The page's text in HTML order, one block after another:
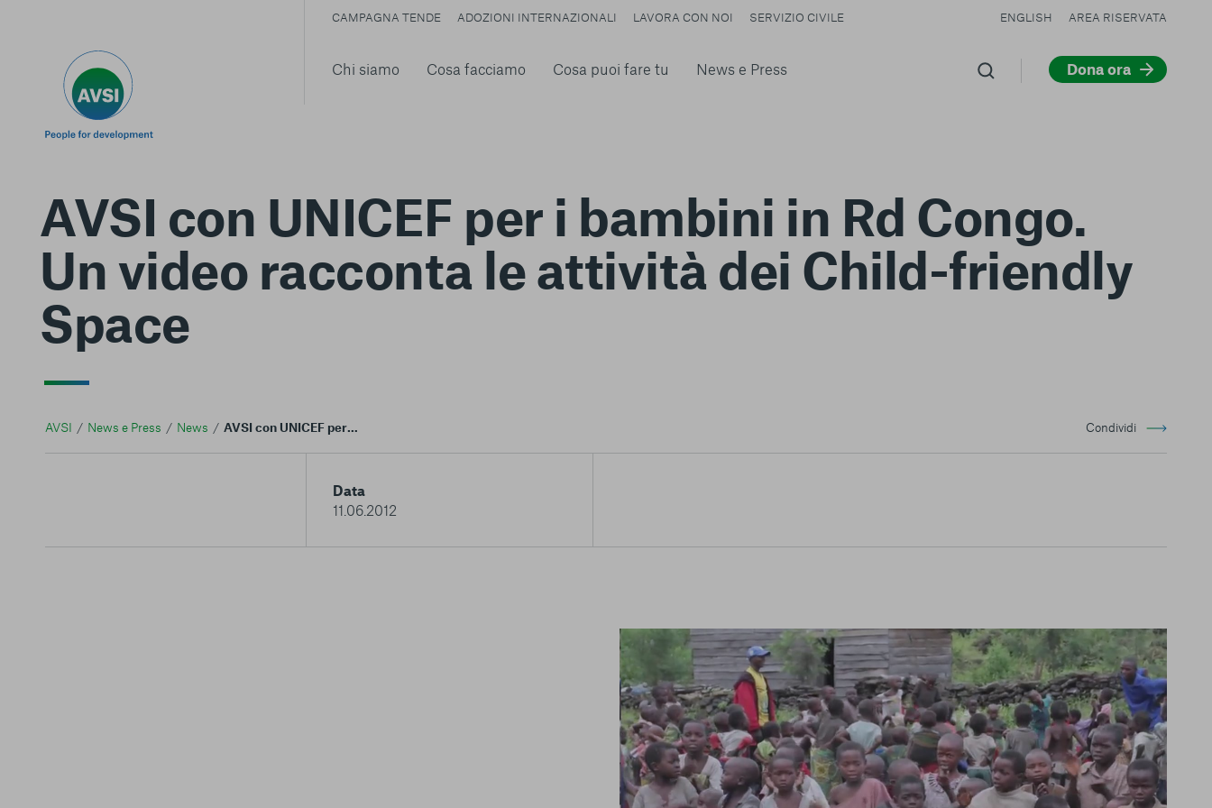
Chi siamo Cosa facciamo Cosa puoi fare tu News e Press Dona ora
CAMPAGNA TENDE ADOZIONI INTERNAZIONALI LAVORA CON NOI SERVIZIO CIVILE ENGLISH AREA RISERVATA
AVSI con UNICEF per i bambini in Rd Congo.
Un video racconta le attività dei Child-friendly
Space
AVSI News e Press News AVSI con UNICEF per i bambini in Rd Congo. Un video racconta le attività dei Child-friendly Space Condividi
Data
11.06.2012